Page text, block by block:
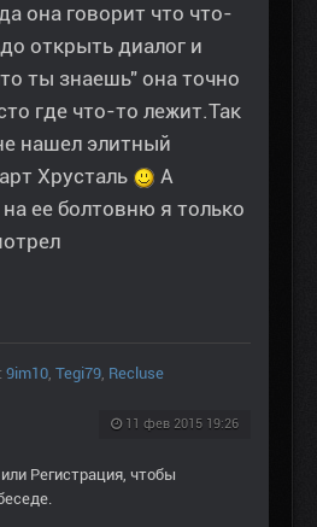
она говорит что что-
открыть диалог и
ты знаешь" она точно
где что-то лежит.Так
нашел элитный
Хрусталь
А
ее болтовню я только
9im10, Tegi79, Recluse
11 фев 2015 19:26
или Регистрация, чтобы